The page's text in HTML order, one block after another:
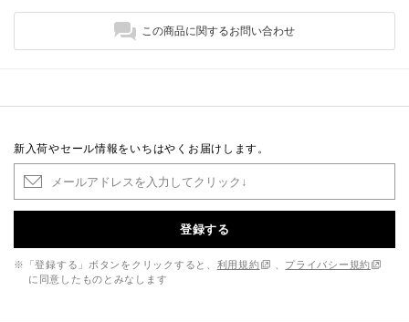
この商品に関するお問い合わせ
新入荷やセール情報をいちはやくお届けします。
登録する
※「登録する」ボタンをクリックすると、 利用規約
プライバシー規約
に同意したものとみなします